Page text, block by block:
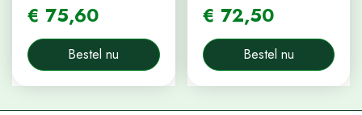
€ 75,60
Bestel nu
€ 72,50
Bestel nu